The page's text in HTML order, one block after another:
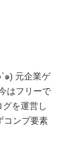
はフリーで
を運営し
コンプ要素